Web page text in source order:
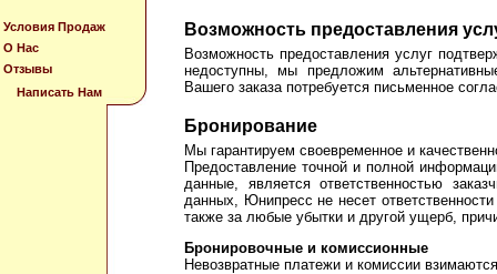
Условия Продаж
О Нас
Отзывы
Написать Нам
Возможность предоставления
Возможность предоставления услуг
недоступны, мы предложим
Вашего заказа потребуется письменное
Бронирование
Мы гарантируем своевременное и
Предоставление точной и полной
данные, является ответственностью
данных, Юнипресс не несет
также за любые убытки и другой ущерб,
Бронировочные и комиссионные
Невозвратные платежи и комиссии